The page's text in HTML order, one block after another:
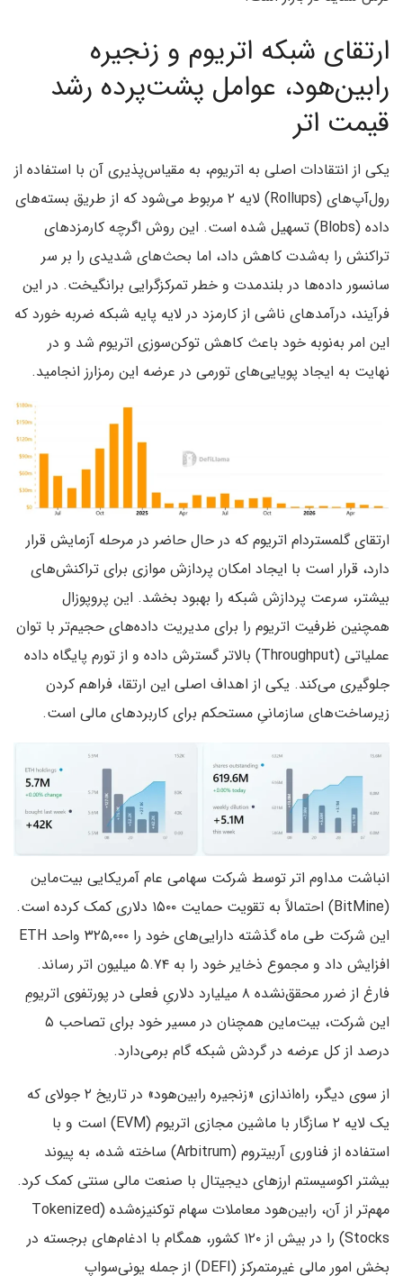
ارتقای شبکه اتریوم و زنجیره
رابین‌هود، عوامل پشت‌پرده رشد
قیمت اتر
یکی از انتقادات اصلی به اتریوم، به مقیاس‌پذیری آن با استفاده از
رول‌آپ‌های (Rollups) لایه ۲ مربوط می‌شود که از طریق بسته‌های
داده (Blobs) تسهیل شده است. این روش اگرچه کارمزدهای
تراکنش را به‌شدت کاهش داد، اما بحث‌های شدیدی را بر سر
سانسور داده‌ها در بلندمدت و خطر تمرکزگرایی برانگیخت. در این
فرآیند، درآمدهای ناشی از کارمزد در لایه پایه شبکه ضربه خورد که
این امر به‌نوبه خود باعث کاهش توکن‌سوزی اتریوم شد و در
نهایت به ایجاد پویایی‌های تورمی در عرضه این رمزارز انجامید.
ارتقای گلمستردام اتریوم که در حال حاضر در مرحله آزمایش قرار
دارد، قرار است با ایجاد امکان پردازش موازی برای تراکنش‌های
بیشتر، سرعت پردازش شبکه را بهبود بخشد. این پروپوزال
همچنین ظرفیت اتریوم را برای مدیریت داده‌های حجیم‌تر با توان
عملیاتی (Throughput) بالاتر گسترش داده و از تورم پایگاه داده
جلوگیری می‌کند. یکی از اهداف اصلی این ارتقا، فراهم کردن
زیرساخت‌های سازمانیِ مستحکم برای کاربردهای مالی است.
انباشت مداوم اتر توسط شرکت سهامی عام آمریکایی بیت‌ماین
(BitMine) احتمالاً به تقویت حمایت ۱۵۰۰ دلاری کمک کرده است.
این شرکت طی ماه گذشته دارایی‌های خود را ۳۲۵,۰۰۰ واحد ETH
افزایش داد و مجموع ذخایر خود را به ۵.۷۴ میلیون اتر رساند.
فارغ از ضرر محقق‌نشده ۸ میلیارد دلاریِ فعلی در پورتفوی اتریومِ
این شرکت، بیت‌ماین همچنان در مسیر خود برای تصاحب ۵
درصد از کل عرضه در گردش شبکه گام برمی‌دارد.
از سوی دیگر، راه‌اندازی «زنجیره رابین‌هود» در تاریخ ۲ جولای که
یک لایه ۲ سازگار با ماشین مجازی اتریوم (EVM) است و با
استفاده از فناوری آربیتروم (Arbitrum) ساخته شده، به پیوند
بیشتر اکوسیستم ارزهای دیجیتال با صنعت مالی سنتی کمک کرد.
مهم‌تر از آن، رابین‌هود معاملات سهام توکنیزه‌شده (Tokenized
Stocks) را در بیش از ۱۲۰ کشور، همگام با ادغام‌های برجسته در
بخش امور مالی غیرمتمرکز (DEFI) از جمله یونی‌سواپ